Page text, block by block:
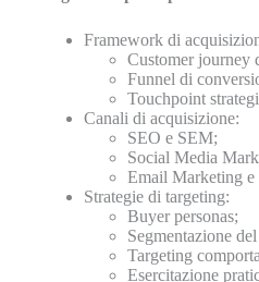
Framework di
Customer journey
Funnel di
Touchpoint
Canali di acquisizione:
SEO e SEM;
Social Media
Email Marketing
Strategie di targeting:
Buyer personas;
Segmentazione
Targeting
Esercitazione